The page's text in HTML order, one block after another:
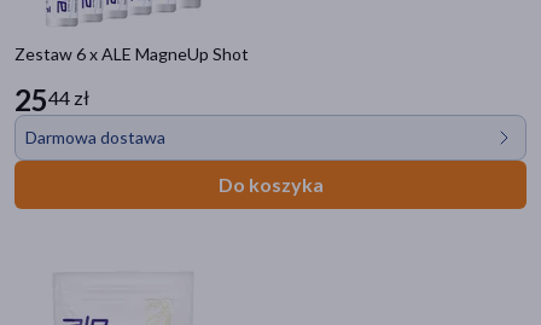
Zestaw 6 x ALE MagneUp Shot
2544 zł
Darmowa dostawa
Do koszyka